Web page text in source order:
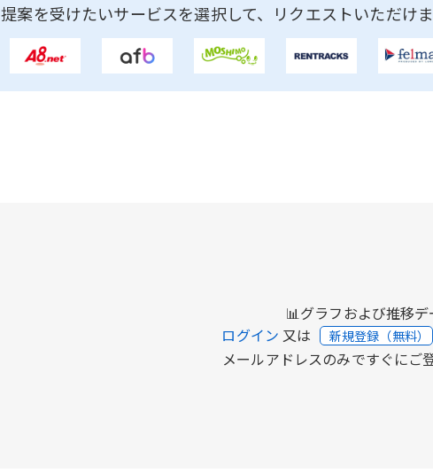
提案を受けたいサービスを選択して、リクエストいただけま
📊グラフおよび推移
ログイン 又は 新規登録（無料）
メールアドレスのみですぐにご